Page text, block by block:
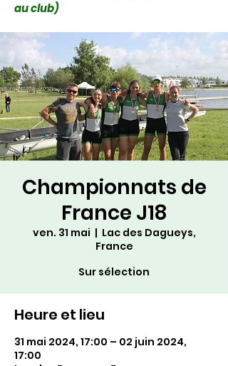
au club)
Championnats de
France J18
ven. 31 mai
  |
Lac des Dagueys,
France
Sur sélection
Heure et lieu
31 mai 2024, 17:00 – 02 juin 2024,
17:00